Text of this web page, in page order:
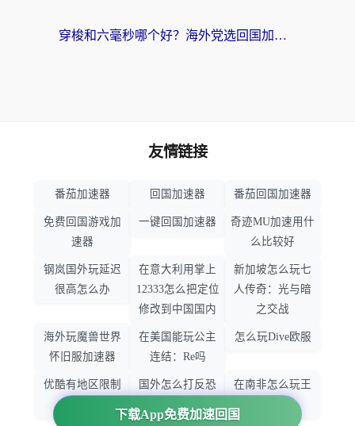
穿梭和六毫秒哪个好？海外党选回国加速器的避坑指南，附番茄加速器实测
下载App免费加速回国
友情链接
番茄加速器 回国加速器 番茄回国加速器
免费回国游戏加
速器
一键回国加速器
奇迹MU加速用什
么比较好
钢岚国外玩延迟
很高怎么办
在意大利用掌上
12333怎么把定位
修改到中国国内
新加坡怎么玩七
人传奇：光与暗
之交战
海外玩魔兽世界
怀旧服加速器
在美国能玩公主
连结：Re吗
怎么玩Dive欧服
优酷有地区限制
国外怎么打反恐
精英：全球攻势
在南非怎么玩王